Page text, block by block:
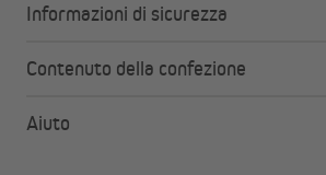
Informazioni di sicurezza
Contenuto della confezione
Aiuto